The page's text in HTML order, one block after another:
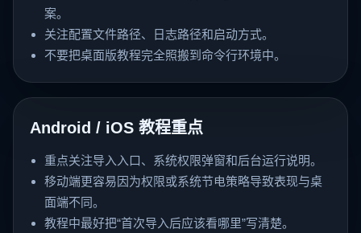
案。
关注配置文件路径、日志路径和启动方式。
不要把桌面版教程完全照搬到命令行环境中。
Android / iOS 教程重点
重点关注导入入口、系统权限弹窗和后台运行说明。
移动端更容易因为权限或系统节电策略导致表现与桌
面端不同。
教程中最好把“首次导入后应该看哪里”写清楚。